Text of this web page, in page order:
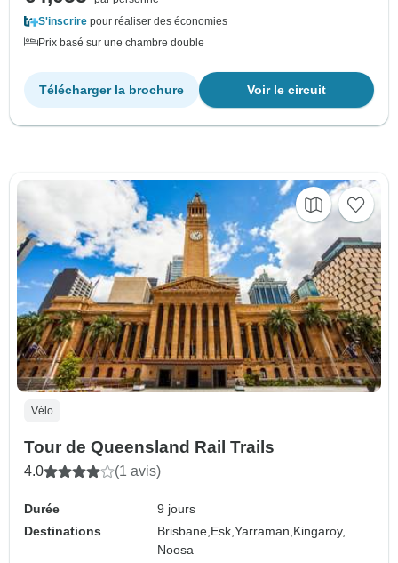
S'inscrire pour réaliser des économies
Prix basé sur une chambre double
Voir le circuit
Télécharger la brochure
Vélo
Tour de Queensland Rail Trails
4.0 (1 avis)
Durée
9 jours
Destinations
Brisbane, Esk,Yarraman, Kingaroy,
Noosa